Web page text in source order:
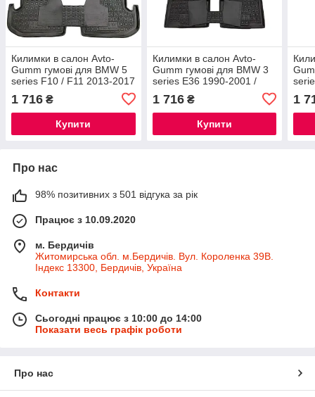
Килимки в салон Avto-
Gumm гумові для BMW 5
series F10 / F11 2013-2017
автогум
1 716 ₴
Купити
Килимки в салон Avto-
Gumm гумові для BMW 3
series E36 1990-2001 /
БМВ 3 серія E36 автогум
1 716₴
Купити
1
Про нас
98% позитивних з 501 відгука за рік
Працює з 10.09.2020
м. Бердичів
Житомирська обл. м.Бердичів. Вул. Короленка 39В.
Індекс 13300, Бердичів, Україна
Контакти
Сьогодні працює з 10:00 до 14:00
Показати весь графік роботи
Про нас